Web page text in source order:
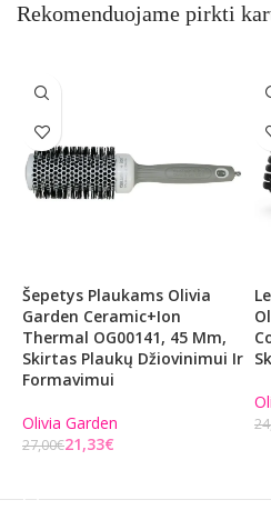
Rekomenduojame pirkti
Šepetys Plaukams Olivia
Garden Ceramic+Ion
Thermal OG00141, 45 Mm,
Skirtas Plaukų Džiovinimui Ir
Formavimui
Olivia Garden
27,00€21,33€